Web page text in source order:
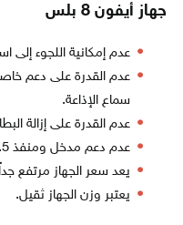
جهاز أيفون 8 بلس
عدم إمكانية اللجوء إلى
سماع الإذاعة.
عدم القدرة على إزالة
عدم دعم مدخل ومنفذ 3.5 مم.
يعد سعر الجهاز مرتفع
يعتبر وزن الجهاز ثقيل.